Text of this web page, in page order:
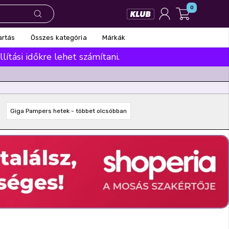
0
Összes kategória Márkák
időkre lehet számítani.
Giga Pampers hetek - többet olcsóbban